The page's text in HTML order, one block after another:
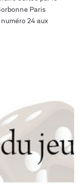
Paris
24 aux